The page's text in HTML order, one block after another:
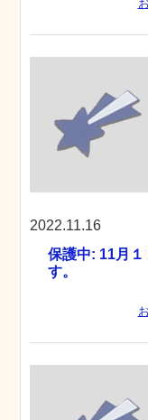
2022.11.16
保護中: 11月
す。